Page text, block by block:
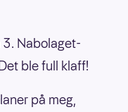
Nabolaget-
ble full klaff!
på meg,